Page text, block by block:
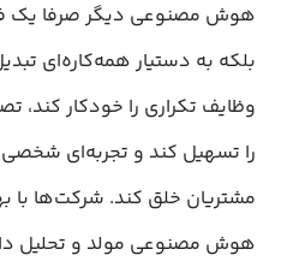
هوش مصنوعی دیگر صرفا یک
بلکه به دستیار همه‌کاره‌ای
وظایف تکراری را خودکار کند،
را تسهیل کند و تجربه‌ای
مشتریان خلق کند. شرکت‌ها با
هوش مصنوعی مولد و تحلیل